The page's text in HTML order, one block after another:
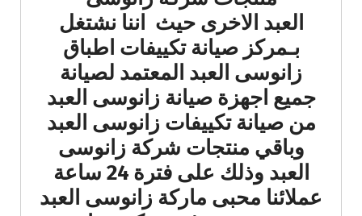
العبد الاخرى حيث اننا نشتغل
بـمركز صيانة تكييفات اطباق
زانوسى العبد المعتمد لصيانة
جميع اجهزة صيانة زانوسى العبد
من صيانة تكييفات زانوسى العبد
وباقي منتجات شركة زانوسى
العبد وذلك على فترة 24 ساعة
عملائنا محبى ماركة زانوسى العبد